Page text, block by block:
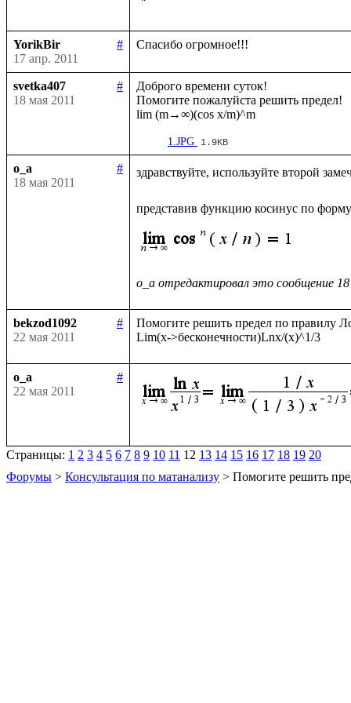
YorikBir
#
17 апр. 2011
svetka407
#
18 мая 2011
Доброго времени суток!
Помогите пожалуйста решить предел!
1.JPG 1.9KB
o_a
#
18 мая 2011
здравствуйте, используйте второй
представив функцию косинус по
o_a отредактировал это сообщение
bekzod1092
#
22 мая 2011
Помогите решить предел по правилу
o_a
#
22 мая 2011
Страницы: 1 2 3 4 5 6 7 8 9 10 11 12 13 14 15 16 17 18 19 20
Форумы > Консультация по матанализу > Помогите решить